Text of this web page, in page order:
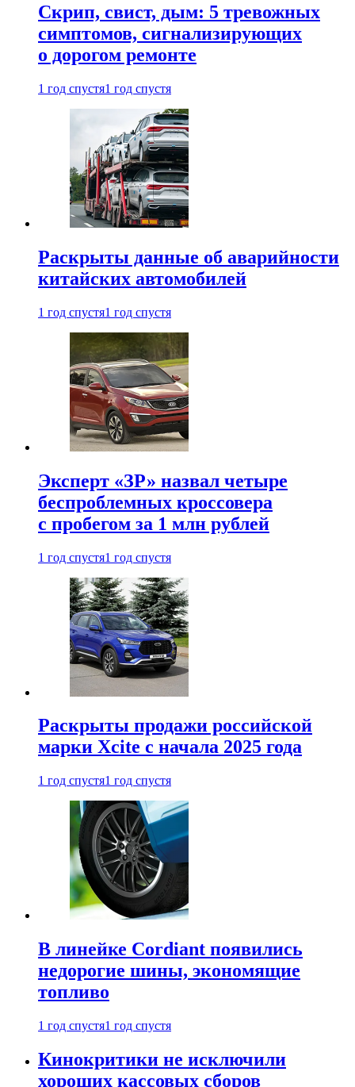
Скрип, свист, дым: 5 тревожных
симптомов, сигнализирующих
о дорогом ремонте
1 год спустя1 год спустя
Раскрыты данные об аварийности
китайских автомобилей
1 год спустя1 год спустя
Эксперт «ЗР» назвал четыре
беспроблемных кроссовера
с пробегом за 1 млн рублей
1 год спустя1 год спустя
Раскрыты продажи российской
марки Xcite с начала 2025 года
1 год спустя1 год спустя
В линейке Cordiant появились
недорогие шины, экономящие
топливо
1 год спустя1 год спустя
Кинокритики не исключили
хороших кассовых сборов